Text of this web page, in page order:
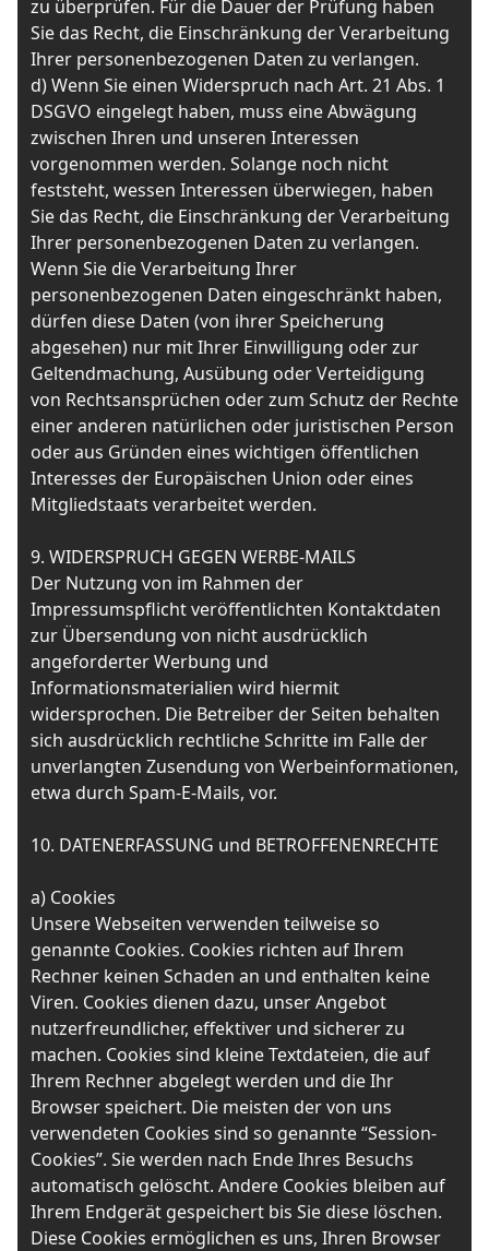
zu überprüfen. Für die Dauer der Prüfung haben
Sie das Recht, die Einschränkung der Verarbeitung
Ihrer personenbezogenen Daten zu verlangen.
d) Wenn Sie einen Widerspruch nach Art. 21 Abs. 1
DSGVO eingelegt haben, muss eine Abwägung
zwischen Ihren und unseren Interessen
vorgenommen werden. Solange noch nicht
feststeht, wessen Interessen überwiegen, haben
Sie das Recht, die Einschränkung der Verarbeitung
Ihrer personenbezogenen Daten zu verlangen.
Wenn Sie die Verarbeitung Ihrer
personenbezogenen Daten eingeschränkt haben,
dürfen diese Daten (von ihrer Speicherung
abgesehen) nur mit Ihrer Einwilligung oder zur
Geltendmachung, Ausübung oder Verteidigung
von Rechtsansprüchen oder zum Schutz der Rechte
einer anderen natürlichen oder juristischen Person
oder aus Gründen eines wichtigen öffentlichen
Interesses der Europäischen Union oder eines
Mitgliedstaats verarbeitet werden.
9. WIDERSPRUCH GEGEN WERBE-MAILS
Der Nutzung von im Rahmen der
Impressumspflicht veröffentlichten Kontaktdaten
zur Übersendung von nicht ausdrücklich
angeforderter Werbung und
Informationsmaterialien wird hiermit
widersprochen. Die Betreiber der Seiten behalten
sich ausdrücklich rechtliche Schritte im Falle der
unverlangten Zusendung von Werbeinformationen,
etwa durch Spam-E-Mails, vor.
10. DATENERFASSUNG und BETROFFENENRECHTE
a) Cookies
Unsere Webseiten verwenden teilweise so
genannte Cookies. Cookies richten auf Ihrem
Rechner keinen Schaden an und enthalten keine
Viren. Cookies dienen dazu, unser Angebot
nutzerfreundlicher, effektiver und sicherer zu
machen. Cookies sind kleine Textdateien, die auf
Ihrem Rechner abgelegt werden und die Ihr
Browser speichert. Die meisten der von uns
verwendeten Cookies sind so genannte “Session-
Cookies”. Sie werden nach Ende Ihres Besuchs
automatisch gelöscht. Andere Cookies bleiben auf
Ihrem Endgerät gespeichert bis Sie diese löschen.
Diese Cookies ermöglichen es uns, Ihren Browser